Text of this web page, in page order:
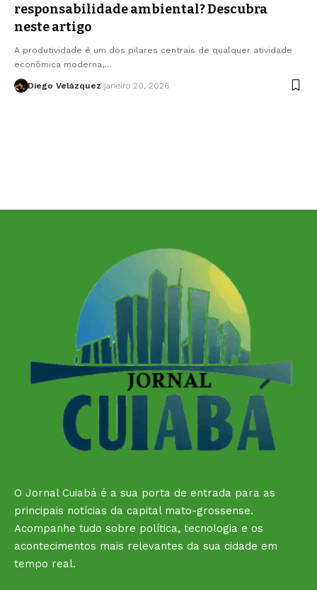
responsabilidade ambiental? Descubra
neste artigo
A produtividade é um dos pilares centrais de qualquer atividade
econômica moderna,…
Diego Velázquez janeiro 20, 2026
O Jornal Cuiabá é a sua porta de entrada para as
principais notícias da capital mato-grossense.
Acompanhe tudo sobre política, tecnologia e os
acontecimentos mais relevantes da sua cidade em
tempo real.